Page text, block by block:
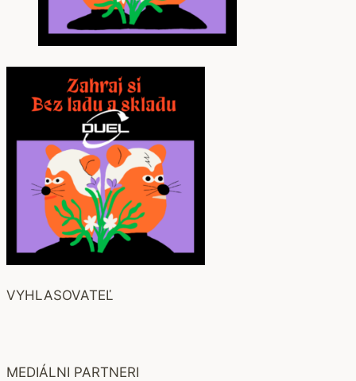
VYHLASOVATEĽ
MEDIÁLNI PARTNERI